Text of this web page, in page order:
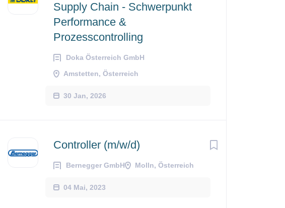
Supply Chain - Schwerpunkt
Performance &
Prozesscontrolling
Doka Österreich GmbH
Amstetten, Österreich
30 Jan, 2026
Controller (m/w/d)
Bernegger GmbH Molln, Österreich
04 Mai, 2023